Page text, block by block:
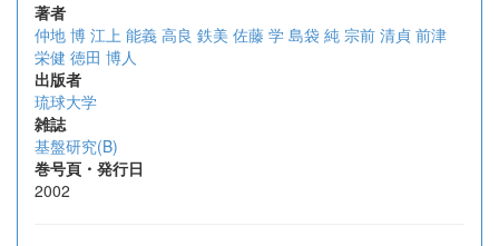
著者
仲地 博 江上 能義 高良 鉄美 佐藤 学 島袋 純 宗前 清貞 前津
栄健 徳田 博人
出版者
琉球大学
雑誌
基盤研究(B)
巻号頁・発行日
2002